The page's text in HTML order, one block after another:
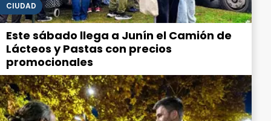
CIUDAD
Este sábado llega a Junín el Camión de
Lácteos y Pastas con precios
promocionales